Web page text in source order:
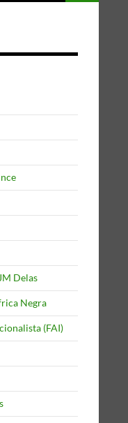
Delas
Negra
(FAI)